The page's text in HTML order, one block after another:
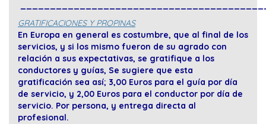
GRATIFICACIONES Y PROPINAS
En Europa en general es costumbre, que al final de los
servicios, y si los mismo fueron de su agrado con
relación a sus expectativas, se gratifique a los
conductores y guías, Se sugiere que esta
gratificación sea así; 3,00 Euros para el guía por día
de servicio, y 2,00 Euros para el conductor por día de
servicio. Por persona, y entrega directa al
profesional.